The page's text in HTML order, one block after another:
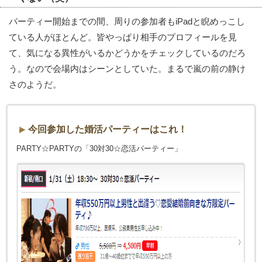
パーティー開始までの間、周りの参加者もiPadと睨めっこし
ている人がほとんど。皆やっぱり相手のプロフィールを見
て、気になる異性がいるかどうかをチェックしているのだろ
う。なので会場内はシーンとしていた。まるで嵐の前の静け
さのようだ。
今回参加した婚活パーティーはこれ！
PARTY☆PARTYの「30対30☆恋活パーティー」